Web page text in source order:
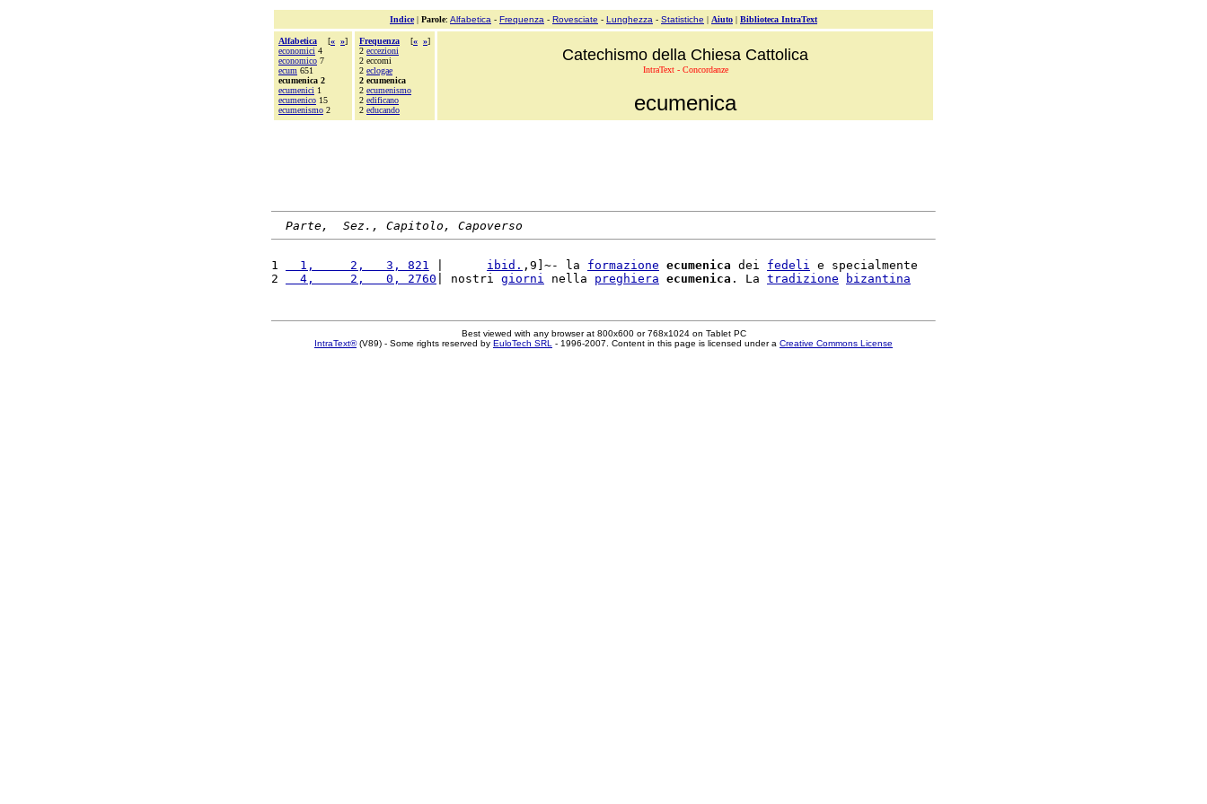
Indice| Parole: Alfabetica - Frequenza - Rovesciate - Lunghezza - Statistiche | Aiuto | Biblioteca IntraText
Alfabetica [« »]
economici 4
economico 7
ecum 651
ecumenica 2
ecumenici 1
ecumenico 15
ecumenismo 2
Frequenza [« »]
2 eccezioni
2 eccomi
2 eclogae
2 ecumenica
2 ecumenismo
2 edificano
2 educando
Catechismo della Chiesa Cattolica
IntraText - Concordanze
ecumenica
Parte,  Sez., Capitolo, Capoverso
1
  1,     2,   3, 821
ibid. ,9]~- la formazione ecumenica dei fedeli e specialmente
2
  4,     2,   0, 2760
| nostri giorni nella preghiera ecumenica . La tradizione bizantina
Best viewed with any browser at 800x600 or 768x1024 on Tablet PC
IntraText®(V89) - Some rights reserved by EuloTech SRL - 1996-2007. Content in this page is licensed under a Creative Commons License